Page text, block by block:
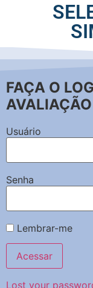
FAÇA O
AVALIAÇÃO
Usuário
Senha
Lembrar-me
Lost your